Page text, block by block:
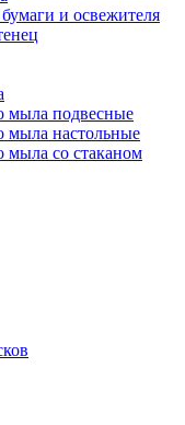
и освежителя
мыла подвесные
мыла настольные
мыла со стаканом